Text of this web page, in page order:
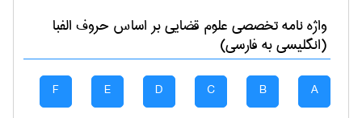
واژه نامه تخصصیعلوم قضاییبر اساس حروف الفبا
(انگلیسی به فارسی)
A
B
C
D
E
F